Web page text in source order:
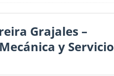
Grajales –
y